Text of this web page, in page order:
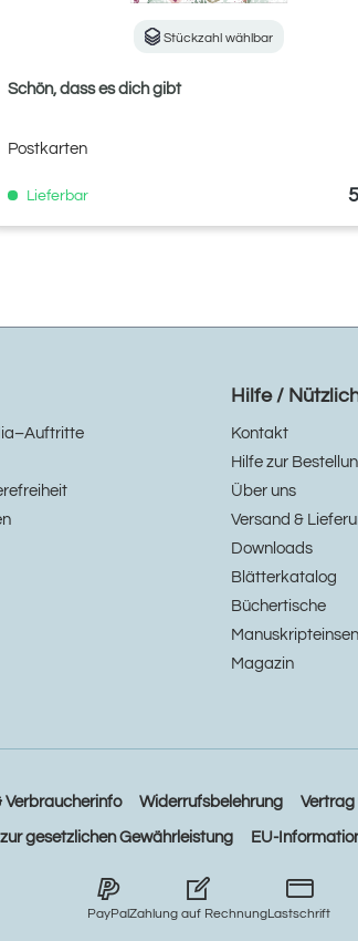
Stückzahl wählbar
Schön, dass es dich gibt
Postkarten
Lieferbar
Hilfe /
Kontakt
Hilfe zur
Über uns
Versand &
Downloads
Blätterkatalog
Büchertische
Magazin
Verbraucherinfo Widerrufsbelehrung Vertrag
gesetzlichen Gewährleistung EU-
PayPalZahlung auf RechnungLastschrift